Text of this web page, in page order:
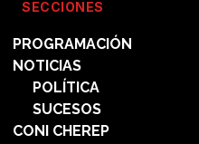
SECCIONES
PROGRAMACIÓN
NOTICIAS
POLÍTICA
SUCESOS
CONI CHEREP